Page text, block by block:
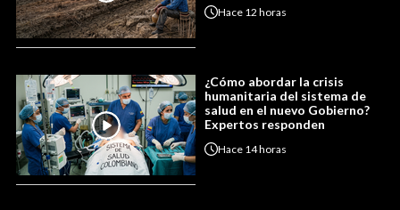
Hace 12 horas
¿Cómo abordar la crisis
humanitaria del sistema de
salud en el nuevo Gobierno?
Expertos responden
Hace 14 horas